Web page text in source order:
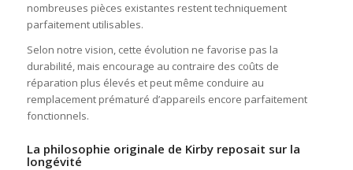
nombreuses pièces existantes restent techniquement
parfaitement utilisables.
Selon notre vision, cette évolution ne favorise pas la
durabilité, mais encourage au contraire des coûts de
réparation plus élevés et peut même conduire au
remplacement prématuré d’appareils encore parfaitement
fonctionnels.
La philosophie originale de Kirby reposait sur la
longévité